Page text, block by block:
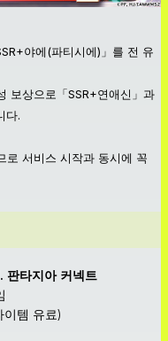
야에(파티시에)」를 전 유
보상으로「SSR+연애신」과
다.
로 서비스 시작과 동시에 꼭
판타지아 커넥트
이템 유료)